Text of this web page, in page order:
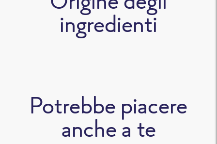
ingredienti
Potrebbe piacere
anche a te